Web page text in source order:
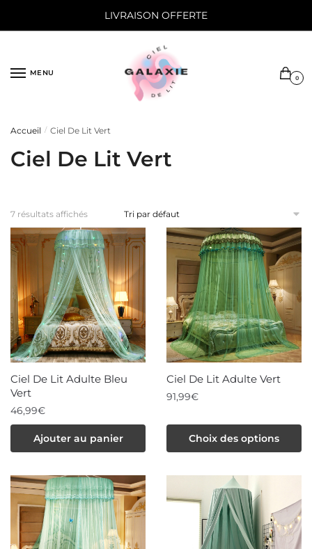
LIVRAISON OFFERTE
MENU
0
Accueil / Ciel De Lit Vert
Ciel De Lit Vert
7 résultats affichés
Ciel De Lit Adulte Bleu
Vert
46,99€
Ajouter au panier
Ciel De Lit Adulte Vert
91,99€
Choix des options
produit
a
variations.
Les
options
peuvent